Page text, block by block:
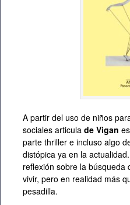
A partir del uso de niños
sociales articula de Vigan
parte thriller e incluso algo
distópica ya en la
reflexión sobre la búsqueda
vivir, pero en realidad más
pesadilla.